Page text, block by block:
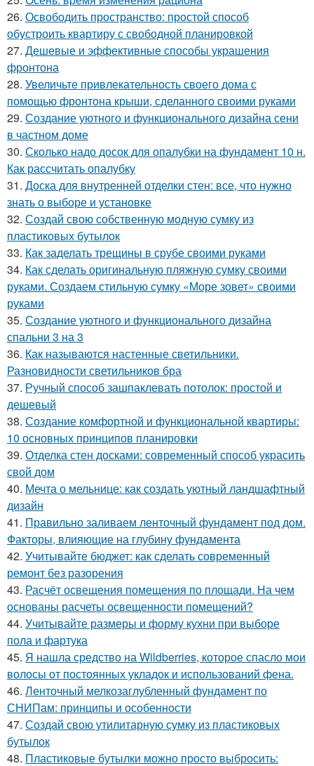
26. Освободить пространство: простой способ
обустроить квартиру с свободной планировкой
27. Дешевые и эффективные способы украшения
фронтона
28. Увеличьте привлекательность своего дома с
помощью фронтона крыши, сделанного своими руками
29. Создание уютного и функционального дизайна сени
в частном доме
30. Сколько надо досок для опалубки на фундамент 10 н.
Как рассчитать опалубку
31. Доска для внутренней отделки стен: все, что нужно
знать о выборе и установке
32. Создай свою собственную модную сумку из
пластиковых бутылок
33. Как заделать трещины в срубе своими руками
34. Как сделать оригинальную пляжную сумку своими
руками. Создаем стильную сумку «Море зовет» своими
руками
35. Создание уютного и функционального дизайна
спальни 3 на 3
36. Как называются настенные светильники.
Разновидности светильников бра
37. Ручный способ зашпаклевать потолок: простой и
дешевый
38. Создание комфортной и функциональной квартиры:
10 основных принципов планировки
39. Отделка стен досками: современный способ украсить
свой дом
40. Мечта о мельнице: как создать уютный ландшафтный
дизайн
41. Правильно заливаем ленточный фундамент под дом.
Факторы, влияющие на глубину фундамента
42. Учитывайте бюджет: как сделать современный
ремонт без разорения
43. Расчёт освещения помещения по площади. На чем
основаны расчеты освещенности помещений?
44. Учитывайте размеры и форму кухни при выборе
пола и фартука
45. Я нашла средство на Wildberries, которое спасло мои
волосы от постоянных укладок и использований фена.
46. Ленточный мелкозаглубленный фундамент по
СНИПам: принципы и особенности
47. Создай свою утилитарную сумку из пластиковых
бутылок
48. Пластиковые бутылки можно просто выбросить: